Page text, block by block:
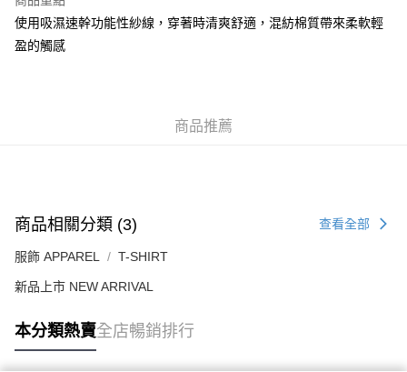
付款後順豐合作便利店
使用吸濕速幹功能性紗線，穿著時清爽舒適，混紡棉質帶來柔軟輕
盈的觸感
商品推薦
商品相關分類 (3) 查看全部
服飾 APPAREL T-SHIRT
新品上市 NEW ARRIVAL
本分類熱賣全店暢銷排行